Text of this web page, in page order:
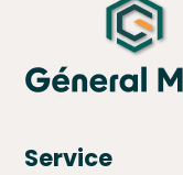
Service